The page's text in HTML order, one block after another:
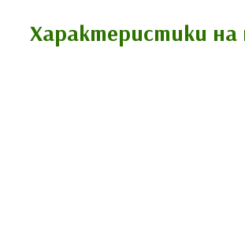
Характеристики